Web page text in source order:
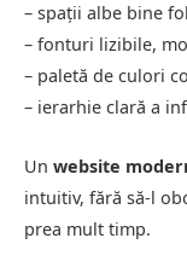
– spații albe bine
– fonturi lizibile,
– paletă de culori
– ierarhie clară a
Un website
intuitiv, fără să-l
prea mult timp.